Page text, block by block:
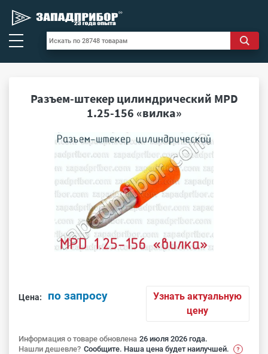
Разъем-штекер цилиндрический MPD
1.25-156 «вилка»
Цена: по запросу
Узнать актуальную
цену
Информация о товаре обновлена 26 июля 2026 года.
Нашли дешевле? Сообщите. Наша цена будет наилучшей.